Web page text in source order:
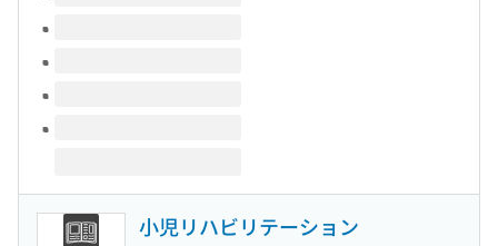
小児リハビリテーション